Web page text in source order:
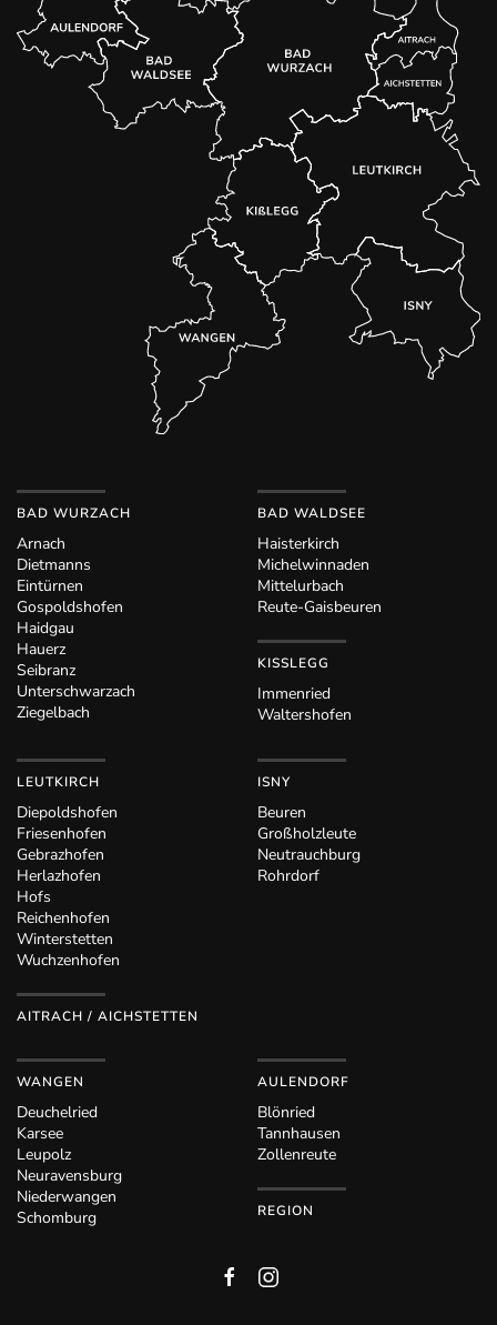
BAD WURZACH
Arnach
Dietmanns
Eintürnen
Gospoldshofen
Haidgau
Hauerz
Seibranz
Unterschwarzach
Ziegelbach
BAD WALDSEE
Haisterkirch
Michelwinnaden
Mittelurbach
Reute-Gaisbeuren
KISSLEGG
Immenried
Waltershofen
LEUTKIRCH
Diepoldshofen
Friesenhofen
Gebrazhofen
Herlazhofen
Hofs
Reichenhofen
Winterstetten
Wuchzenhofen
AITRACH / AICHSTETTEN
ISNY
Beuren
Großholzleute
Neutrauchburg
Rohrdorf
WANGEN
Deuchelried
Karsee
Leupolz
Neuravensburg
Niederwangen
Schomburg
AULENDORF
Blönried
Tannhausen
Zollenreute
REGION